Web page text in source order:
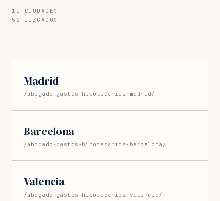
11 CIUDADES
52 JUZGADOS
Madrid
/abogado-gastos-hipotecarios-madrid/
Barcelona
/abogado-gastos-hipotecarios-barcelona/
Valencia
/abogado-gastos-hipotecarios-valencia/